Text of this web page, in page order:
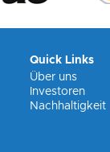
Quick Links
Über uns
Investoren
Nachhaltigkeit